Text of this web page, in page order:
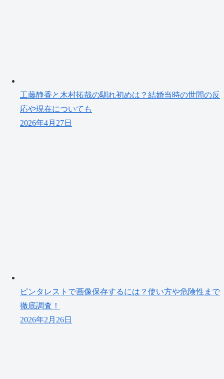
工藤静香と木村拓哉の馴れ初めは？結婚当時の世間の反
応や現在についても
2026年4月27日
ピンタレストで画像保存するには？使い方や危険性まで
徹底調査！
2026年2月26日